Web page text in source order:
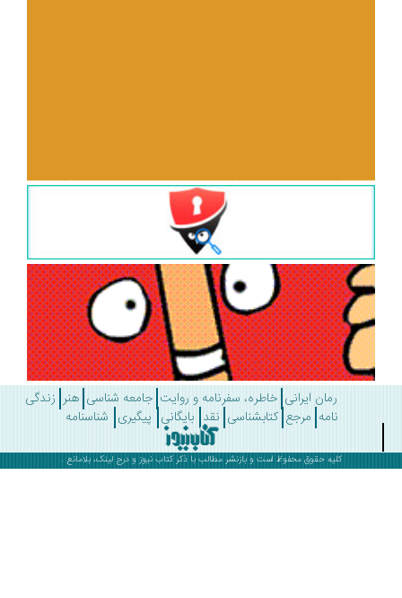
رمان ایرانی خاطره، سفرنامه و روایت جامعه شناسی هنر زندگی
مرجع کتابشناسی نقد بایگانی پیگیری شناسنامه
کلیه حقوق محفوظ است و بازنشر مطالب با ذکرکتاب نیوزو درج لینک، بلامانع .